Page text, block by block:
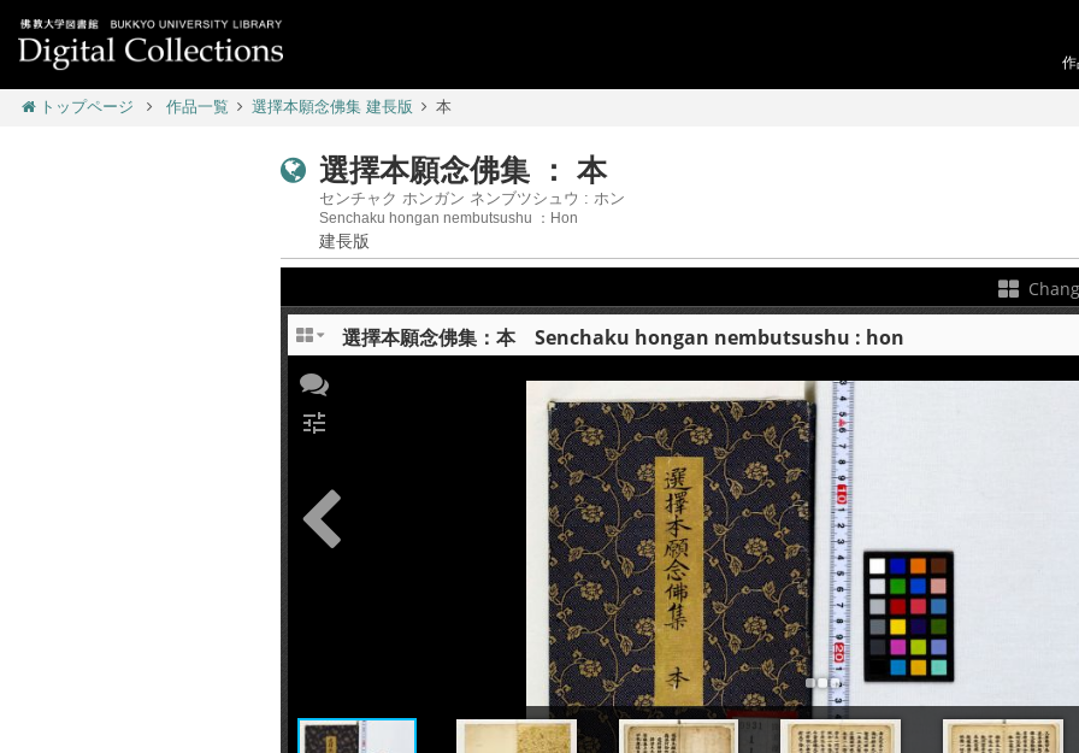
トップページ 作品一覧 選擇本願念佛集 建長版 本
選擇本願念佛集 ： 本
センチャク ホンガン ネンブツシュウ : ホン
Senchaku hongan nembutsushu ：Hon
建長版
+
Add Item
選擇本願念佛集：本 Senchaku hongan nembutsushu : hon
tune